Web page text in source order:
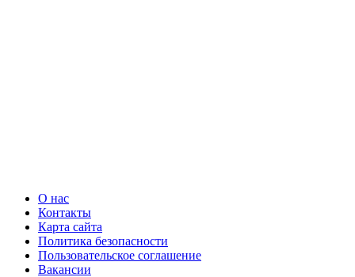
О нас
Контакты
Карта сайта
Политика безопасности
Пользовательское соглашение
Вакансии